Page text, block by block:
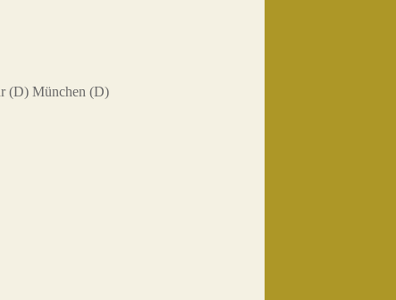
(D) München (D)